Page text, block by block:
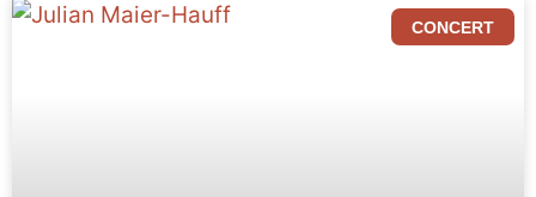
CONCERT